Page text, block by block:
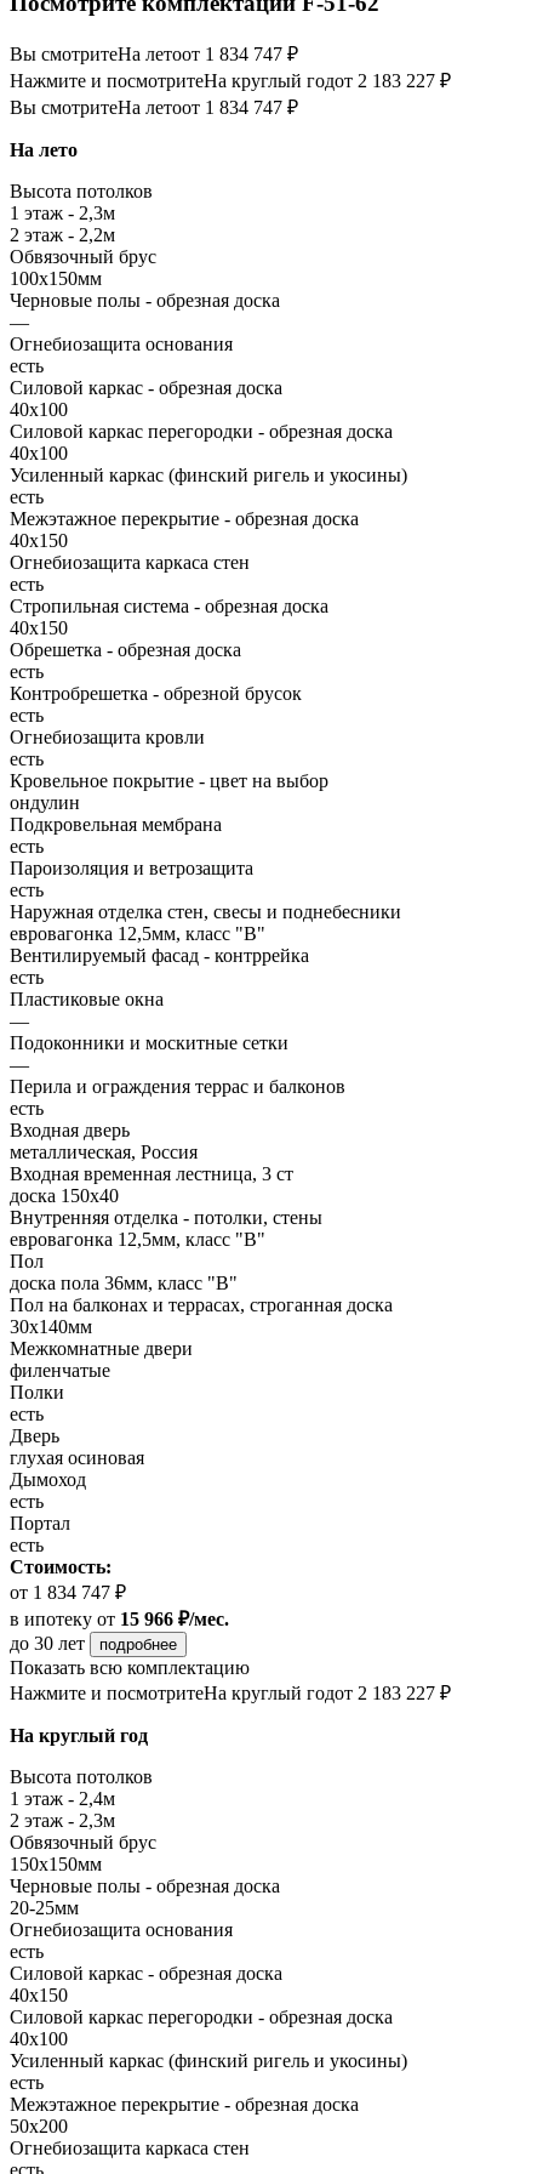
Вы смотритеНа летоот 1 834 747 ₽
Нажмите и посмотритеНа круглый годот 2 183 227 ₽
Вы смотритеНа летоот 1 834 747 ₽
На лето
Высота потолков
1 этаж - 2,3м
2 этаж - 2,2м
Обвязочный брус
100х150мм
Черновые полы - обрезная доска
—
Огнебиозащита основания
есть
Силовой каркас - обрезная доска
40х100
Силовой каркас перегородки - обрезная доска
40x100
Усиленный каркас (финский ригель и укосины)
есть
Межэтажное перекрытие - обрезная доска
40х150
Огнебиозащита каркаса стен
есть
Стропильная система - обрезная доска
40х150
Обрешетка - обрезная доска
есть
Контробрешетка - обрезной брусок
есть
Огнебиозащита кровли
есть
Кровельное покрытие - цвет на выбор
ондулин
Подкровельная мембрана
есть
Пароизоляция и ветрозащита
есть
Наружная отделка стен, свесы и поднебесники
евровагонка 12,5мм, класс "В"
Вентилируемый фасад - контррейка
есть
Пластиковые окна
—
Подоконники и москитные сетки
—
Перила и ограждения террас и балконов
есть
Входная дверь
металлическая, Россия
Входная временная лестница, 3 ст
доска 150х40
Внутренняя отделка - потолки, стены
евровагонка 12,5мм, класс "В"
Пол
доска пола 36мм, класс "B"
Пол на балконах и террасах, строганная доска
30x140мм
Межкомнатные двери
филенчатые
Полки
есть
Дверь
глухая осиновая
Дымоход
есть
Портал
есть
Стоимость:
от 1 834 747 ₽
в ипотеку от 15 966 ₽/мес.
до 30 лет
подробнее
Показать всю комплектацию
Нажмите и посмотритеНа круглый годот 2 183 227 ₽
На круглый год
Высота потолков
1 этаж - 2,4м
2 этаж - 2,3м
Обвязочный брус
150х150мм
Черновые полы - обрезная доска
20-25мм
Огнебиозащита основания
есть
Силовой каркас - обрезная доска
40х150
Силовой каркас перегородки - обрезная доска
40x100
Усиленный каркас (финский ригель и укосины)
есть
Межэтажное перекрытие - обрезная доска
50х200
Огнебиозащита каркаса стен
есть